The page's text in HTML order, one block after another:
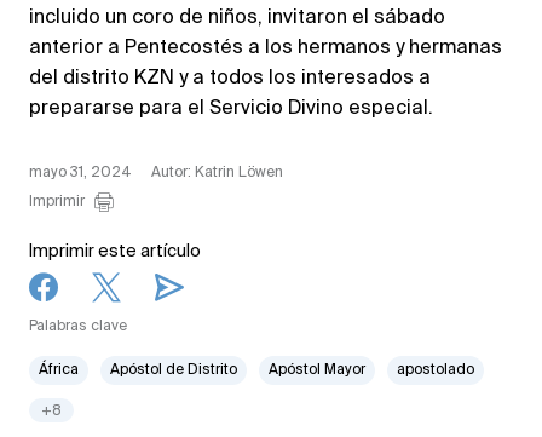
incluido un coro de niños, invitaron el sábado
anterior a Pentecostés a los hermanos y hermanas
del distrito KZN y a todos los interesados a
prepararse para el Servicio Divino especial.
mayo 31, 2024
Autor: Katrin Löwen
Imprimir
Imprimir este artículo
Palabras clave
África Apóstol de Distrito Apóstol Mayor apostolado
+8